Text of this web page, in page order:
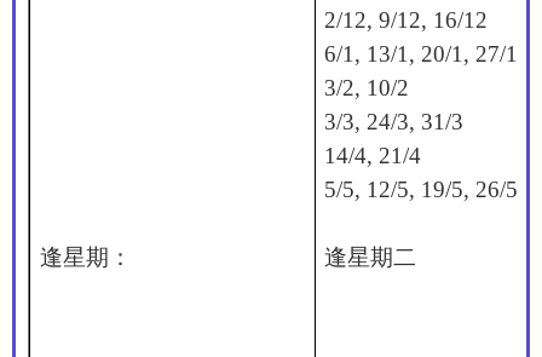
逢星期：
2/12, 9/12, 16/12
6/1, 13/1, 20/1, 27/1
3/2, 10/2
3/3, 24/3, 31/3
14/4, 21/4
5/5, 12/5, 19/5, 26/5
逢星期二